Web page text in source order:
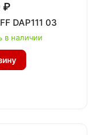
₽
DAP111 03
в наличии